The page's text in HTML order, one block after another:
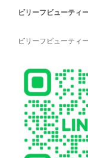
ビリーフビューティ
ビリーフビューティ